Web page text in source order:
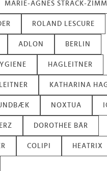
MARIE-AGNES STRACK-
ROLAND LESCURE
ADLON BERLIN
HAGLEITNER
KATHARINA
NOXTUA
DOROTHEE BÄR
COLIPI HEATRIX